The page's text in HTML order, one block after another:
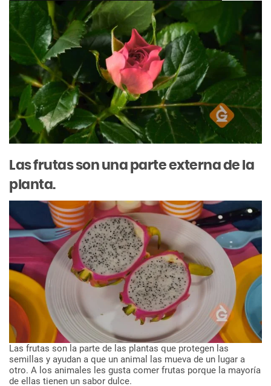
Lasfrutas son una parteexternade la
planta.
Las frutas son la parte de las plantas que protegen las
semillas y ayudan a que un animal las mueva de un lugar a
otro. A los animales les gusta comer frutas porque la mayoría
de ellas tienen un sabor dulce.